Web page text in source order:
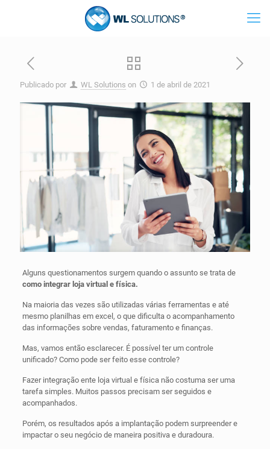
Publicado por WL Solutions on 1 de abril de 2021
Alguns questionamentos surgem quando o assunto se trata de
como integrar loja virtual e física.
Na maioria das vezes são utilizadas várias ferramentas e até
mesmo planilhas em excel, o que dificulta o acompanhamento
das informações sobre vendas, faturamento e finanças.
Mas, vamos então esclarecer. É possível ter um controle
unificado? Como pode ser feito esse controle?
Fazer integração ente loja virtual e física não costuma ser uma
tarefa simples. Muitos passos precisam ser seguidos e
acompanhados.
Porém, os resultados após a implantação podem surpreender e
impactar o seu negócio de maneira positiva e duradoura.